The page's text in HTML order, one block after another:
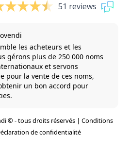
51 reviews
les acheteurs et les
gérons plus de 250 000 noms
et servons
pour la vente de ces noms,
un bon accord pour
© - tous droits réservés | Conditions
de confidentialité